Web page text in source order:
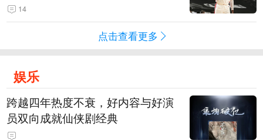
14
点击查看更多
娱乐
跨越四年热度不衰，好内容与好演
员双向成就仙侠剧经典